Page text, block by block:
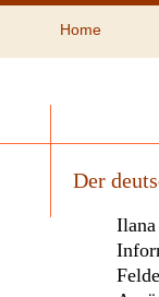
Home
Der